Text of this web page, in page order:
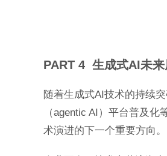
PART 4 生成式AI未来
随着生成式AI技术的持续
（agentic AI）平台普及
术演进的下一个重要方向。